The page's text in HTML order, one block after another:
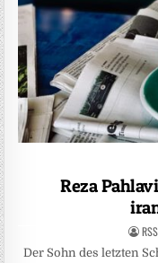
Reza
Der Sohn des letzten